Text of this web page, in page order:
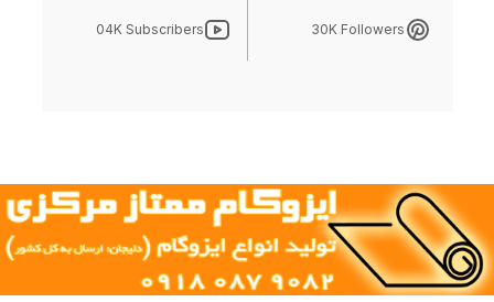
30K Followers
04K Subscribers